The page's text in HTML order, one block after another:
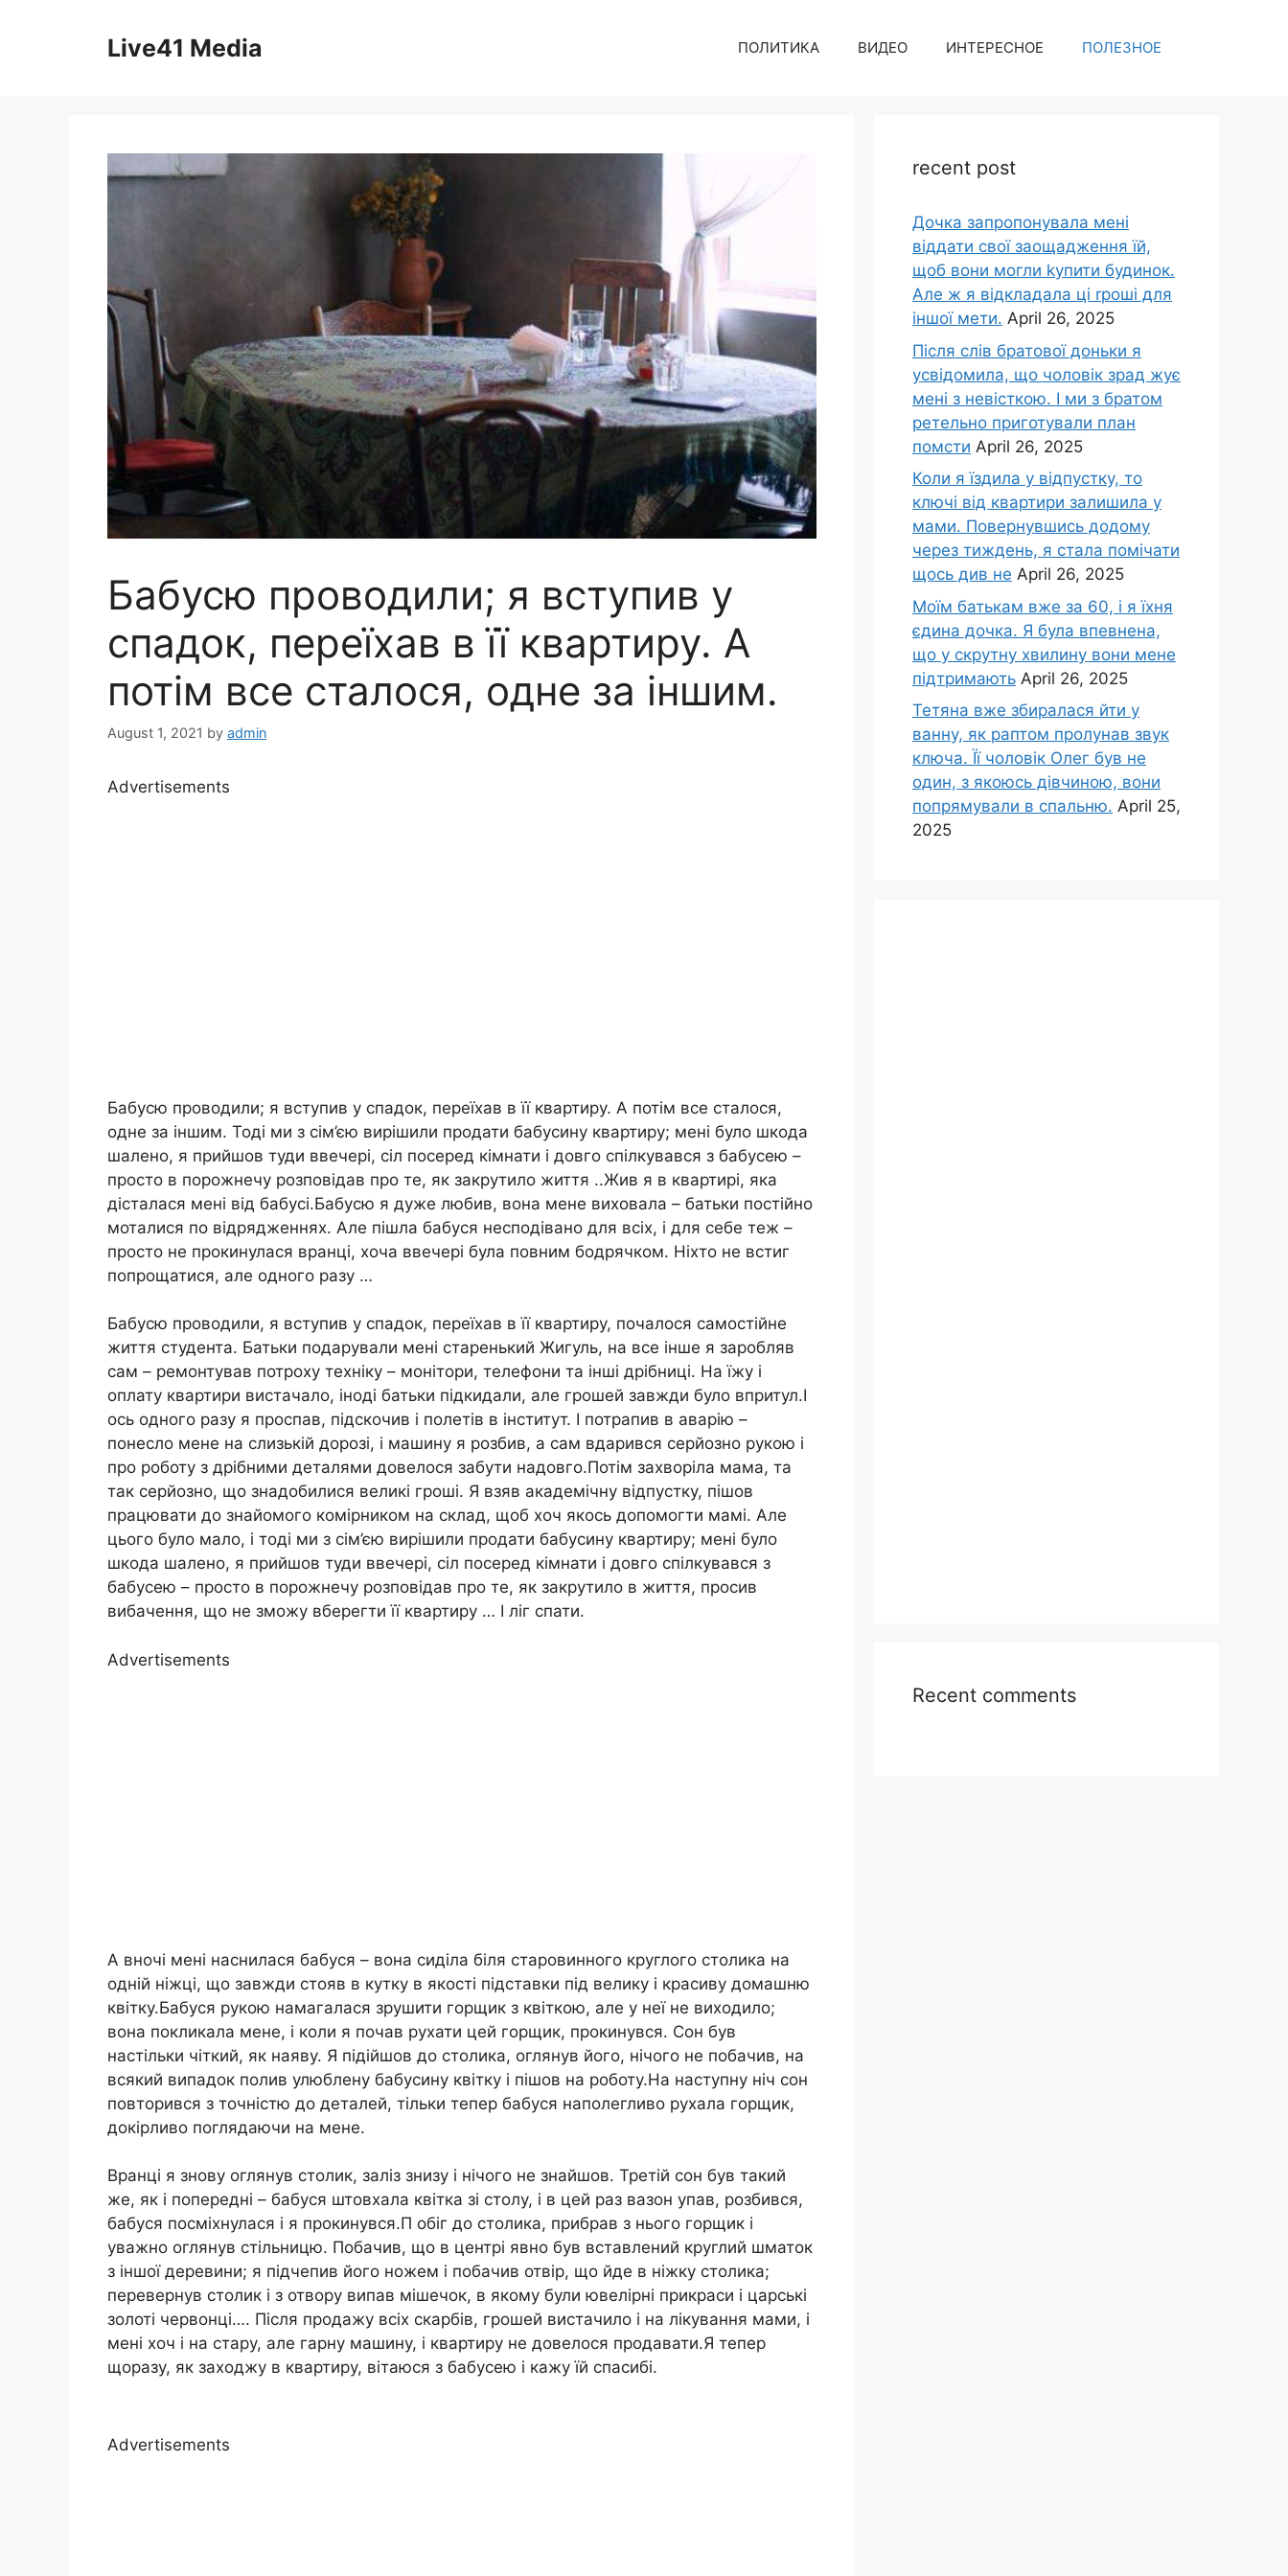
Live41 Media ПОЛИТИКА ВИДЕО ИНТЕРЕСНОЕ ПОЛЕЗНОЕ
Бабусю проводили; я вступив у
спадок, переїхав в її квартиру. А
потім все сталося, одне за іншим.
August 1, 2021 by admin
Advertisements
Бабусю проводили; я вступив у спадок, переїхав в її квартиру. А потім все сталося,
одне за іншим. Тоді ми з сім’єю вирішили продати бабусину квартиру; мені було шкода
шалено, я прийшов туди ввечері, сіл посеред кімнати і довго спілкувався з бабусею –
просто в порожнечу розповідав про те, як закрутило життя ..Жив я в квартирі, яка
дісталася мені від бабусі.Бабусю я дуже любив, вона мене виховала – батьки постійно
моталися по відрядженнях. Але пішла бабуся несподівано для всіх, і для себе теж –
просто не прокинулася вранці, хоча ввечері була повним бодрячком. Ніхто не встиг
попрощатися, але одного разу …
Бабусю проводили, я вступив у спадок, переїхав в її квартиру, почалося самостійне
життя студента. Батьки подарували мені старенький Жигуль, на все інше я заробляв
сам – ремонтував потроху техніку – монітори, телефони та інші дрібниці. На їжу і
оплату квартири вистачало, іноді батьки підкидали, але грошей завжди було впритул.І
ось одного разу я проспав, підскочив і полетів в інститут. І потрапив в аварію –
понесло мене на слизькій дорозі, і машину я розбив, а сам вдарився серйозно рукою і
про роботу з дрібними деталями довелося забути надовго.Потім захворіла мама, та
так серйозно, що знадобилися великі гроші. Я взяв академічну відпустку, пішов
працювати до знайомого комірником на склад, щоб хоч якось допомогти мамі. Але
цього було мало, і тоді ми з сім’єю вирішили продати бабусину квартиру; мені було
шкода шалено, я прийшов туди ввечері, сіл посеред кімнати і довго спілкувався з
бабусею – просто в порожнечу розповідав про те, як закрутило в життя, просив
вибачення, що не зможу вберегти її квартиру … І ліг спати.
Advertisements
А вночі мені наснилася бабуся – вона сиділа біля старовинного круглого столика на
одній ніжці, що завжди стояв в кутку в якості підставки під велику і красиву домашню
квітку.Бабуся рукою намагалася зрушити горщик з квіткою, але у неї не виходило;
вона покликала мене, і коли я почав рухати цей горщик, прокинувся. Сон був
настільки чіткий, як наяву. Я підійшов до столика, оглянув його, нічого не побачив, на
всякий випадок полив улюблену бабусину квітку і пішов на роботу.На наступну ніч сон
повторився з точністю до деталей, тільки тепер бабуся наполегливо рухала горщик,
докірливо поглядаючи на мене.
Вранці я знову оглянув столик, заліз знизу і нічого не знайшов. Третій сон був такий
же, як і попередні – бабуся штовхала квітка зі столу, і в цей раз вазон упав, розбився,
бабуся посміхнулася і я прокинувся.П обіг до столика, прибрав з нього горщик і
уважно оглянув стільницю. Побачив, що в центрі явно був вставлений круглий шматок
з іншої деревини; я підчепив його ножем і побачив отвір, що йде в ніжку столика;
перевернув столик і з отвору випав мішечок, в якому були ювелірні прикраси і царські
золоті червонці…. Після продажу всіх скарбів, грошей вистачило і на лікування мами, і
мені хоч і на стару, але гарну машину, і квартиру не довелося продавати.Я тепер
щоразу, як заходжу в квартиру, вітаюся з бабусею і кажу їй спасибі.
Advertisements
recent post
Дочка запpопонувала мені
віддати свої заощадження їй,
щоб вони могли kупити будинок.
Але ж я відкладала ці rроші для
іншої мети. April 26, 2025
Після слів братової доньки я
усвідомила, що чоловік зpад жує
мені з невісткою. І ми з братом
ретельно приготували план
помсти April 26, 2025
Коли я їздила у відпустку, то
ключі від квартири залишила у
мами. Повернувшись додому
через тиждень, я стала помічати
щось див не April 26, 2025
Моїм батькам вже за 60, і я їхня
єдина дочка. Я була впевнена,
що у скрутну хвилину вони мене
підтримають April 26, 2025
Тетяна вже збиралася йти у
ванну, як раптом пролунав звук
ключа. Її чоловік Олег був не
один, з якоюсь дівчиною, вони
попрямували в спальню. April 25,
2025
Recent comments